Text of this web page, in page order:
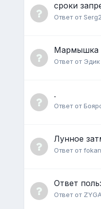
сроки
Ответ от
Мармышка
Ответ от
.
Ответ от
Лунное
Ответ от
Ответ
Ответ от